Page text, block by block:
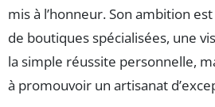
mis à l’honneur. Son ambition
de boutiques spécialisées, une
la simple réussite personnelle,
à promouvoir un artisanat